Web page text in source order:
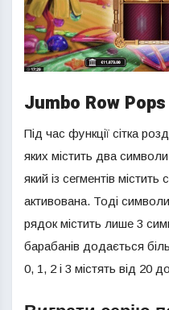
Jumbo Row Pops
Під час функції сітка
яких містить два
який із сегментів
активована. Тоді
рядок містить лише 3
барабанів додається
0, 1, 2 і 3 містять від 20